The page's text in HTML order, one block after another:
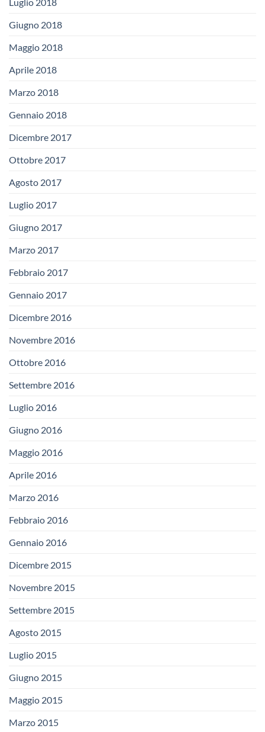
Giugno 2018
Maggio 2018
Aprile 2018
Marzo 2018
Gennaio 2018
Dicembre 2017
Ottobre 2017
Agosto 2017
Luglio 2017
Giugno 2017
Marzo 2017
Febbraio 2017
Gennaio 2017
Dicembre 2016
Novembre 2016
Ottobre 2016
Settembre 2016
Luglio 2016
Giugno 2016
Maggio 2016
Aprile 2016
Marzo 2016
Febbraio 2016
Gennaio 2016
Dicembre 2015
Novembre 2015
Settembre 2015
Agosto 2015
Luglio 2015
Giugno 2015
Maggio 2015
Marzo 2015